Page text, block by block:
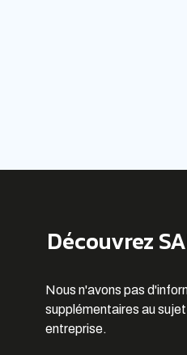
Découvrez
Nous n'avons pas
supplémentaires au
entreprise.